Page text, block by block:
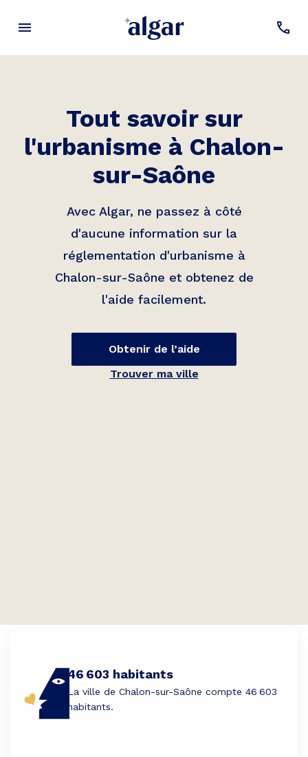
Tout savoir sur
l'urbanisme à Chalon-
sur-Saône
Avec Algar, ne passez à côté
d'aucune information sur la
réglementation d'urbanisme à
Chalon-sur-Saône et obtenez de
l'aide facilement.
Obtenir de l’aide
Trouver ma ville
46 603 habitants
La ville de Chalon-sur-Saône compte 46 603
habitants.